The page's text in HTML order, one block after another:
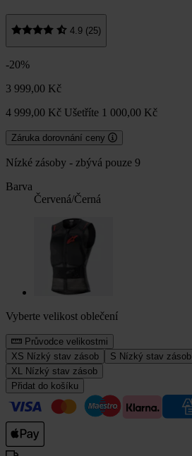
4.9 (25)
-20%
3 999,00 Kč
4 999,00 Kč Ušetříte 1 000,00 Kč
Záruka dorovnání ceny
Nízké zásoby - zbývá pouze 9
Barva
Červená/Černá
Vyberte velikost oblečení
Průvodce velikostmi
XS Nízký stav zásob S Nízký stav zásob
XL Nízký stav zásob
Přidat do košíku